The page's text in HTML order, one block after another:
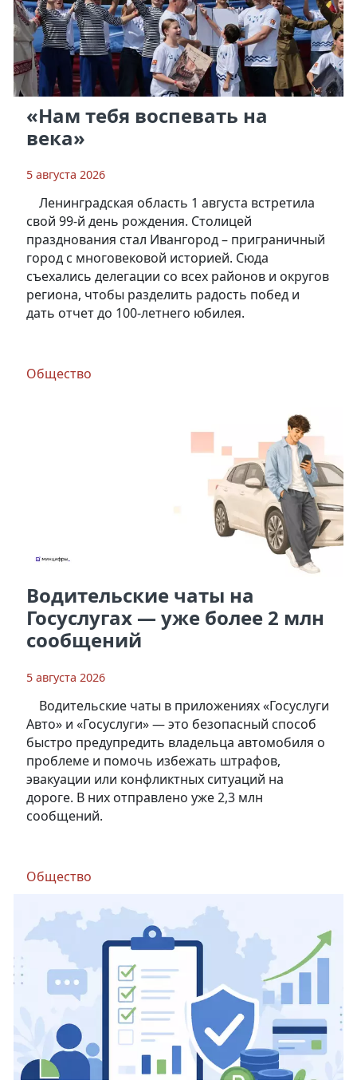
«Нам тебя воспевать на
века»
5 августа 2026
Ленинградская область 1 августа встретила
свой 99-й день рождения. Столицей
празднования стал Ивангород – приграничный
город с многовековой историей. Сюда
съехались делегации со всех районов и округов
региона, чтобы разделить радость побед и
дать отчет до 100-летнего юбилея.
Общество
Водительские чаты на
Госуслугах — уже более 2 млн
сообщений
5 августа 2026
Водительские чаты в приложениях «Госуслуги
Авто» и «Госуслуги» — это безопасный способ
быстро предупредить владельца автомобиля о
проблеме и помочь избежать штрафов,
эвакуации или конфликтных ситуаций на
дороге. В них отправлено уже 2,3 млн
сообщений.
Общество